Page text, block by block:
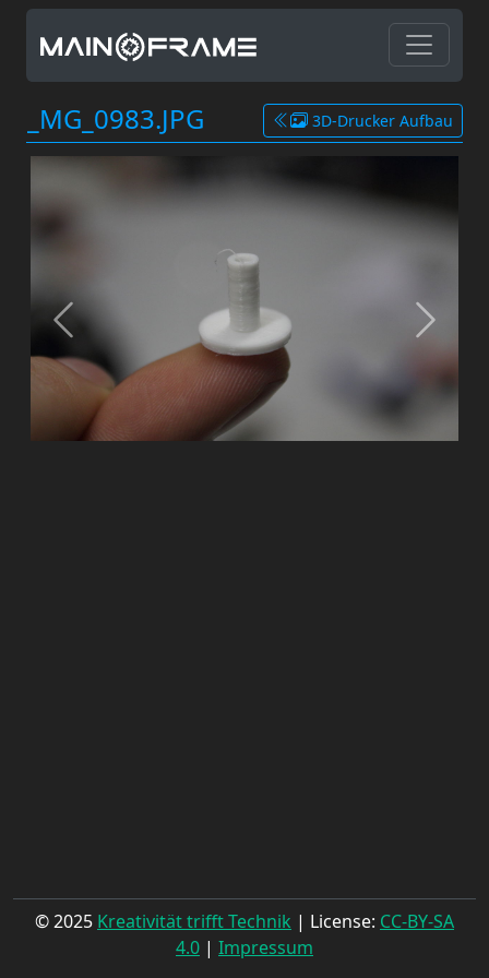
_MG_0983.JPG 3D-Drucker Aufbau
© 2025 Kreativität trifft Technik | License: CC-BY-SA
4.0 | Impressum